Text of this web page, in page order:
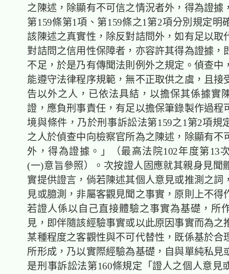
之陳述，除顯有不可信之情況者外，得為證據
第159條第1項、第159條之1第2項分別規定明
該陳述之真實性，除反對詰問外，如有足以取
對詰問之信用性保障者，亦容許其得為證據，
不足，於是乃有傳聞法則例外之規定。偵查中
能遵守法律程序規範，無不正取供之虞，且接
告以外之人，已依法具結，以擔保其係據實
證，應負刑事責任，有足以擔保筆錄製作過程
境與條件，乃於刑事訴訟法第159之1第2項規
之人於偵查中向檢察官所為之陳述，除顯有不
外，得為證據。」（最高法院102年度第13
(一)意旨參照）。次按證人固應就其親身見聞
實提供證言，倘若陳述其個人意見或推測之詞
見或臆測，非屬客觀見聞之事實，原則上不得
若證人係以自己直接體驗之事實為基礎，所
見，即伴隨該經驗事實或以此原因事實而為之
某種程度之客觀性與不可代替性，既係基於合
所形成，乃以實際經驗為基礎，自與單純私見
是刑事訴訟法第160條規定「證人之個人意見